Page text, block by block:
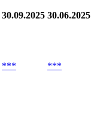
30.09.2025 30.06.2025
*** ***